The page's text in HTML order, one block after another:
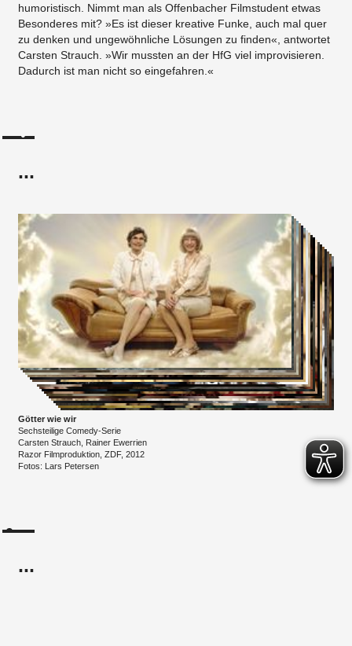
humoristisch. Nimmt man als Offenbacher Filmstudent etwas
Besonderes mit? »Es ist dieser kreative Funke, auch mal quer
zu denken und ungewöhnliche Lösungen zu finden«, antwortet
Carsten Strauch. »Wir mussten an der HfG viel improvisieren.
Dadurch ist man nicht so eingefahren.«
...
Götter wie wir
Sechsteilige Comedy-Serie
​​Carsten Strauch, Rainer Ewerrien
Razor Filmproduktion, ​ZDF, 2012
Fotos: Lars Petersen
...